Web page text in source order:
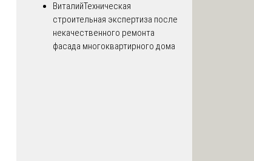
ВиталийТехническая
строительная экспертиза после
некачественного ремонта
фасада многоквартирного дома